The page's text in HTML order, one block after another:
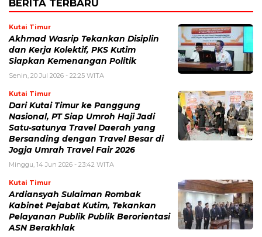
BERITA TERBARU
Kutai Timur
Akhmad Wasrip Tekankan Disiplin
dan Kerja Kolektif, PKS Kutim
Siapkan Kemenangan Politik
Senin, 20 Jul 2026 - 22:25 WITA
Kutai Timur
Dari Kutai Timur ke Panggung
Nasional, PT Siap Umroh Haji Jadi
Satu-satunya Travel Daerah yang
Bersanding dengan Travel Besar di
Jogja Umrah Travel Fair 2026
Minggu, 14 Jun 2026 - 23:42 WITA
Kutai Timur
Ardiansyah Sulaiman Rombak
Kabinet Pejabat Kutim, Tekankan
Pelayanan Publik Publik Berorientasi
ASN Berakhlak